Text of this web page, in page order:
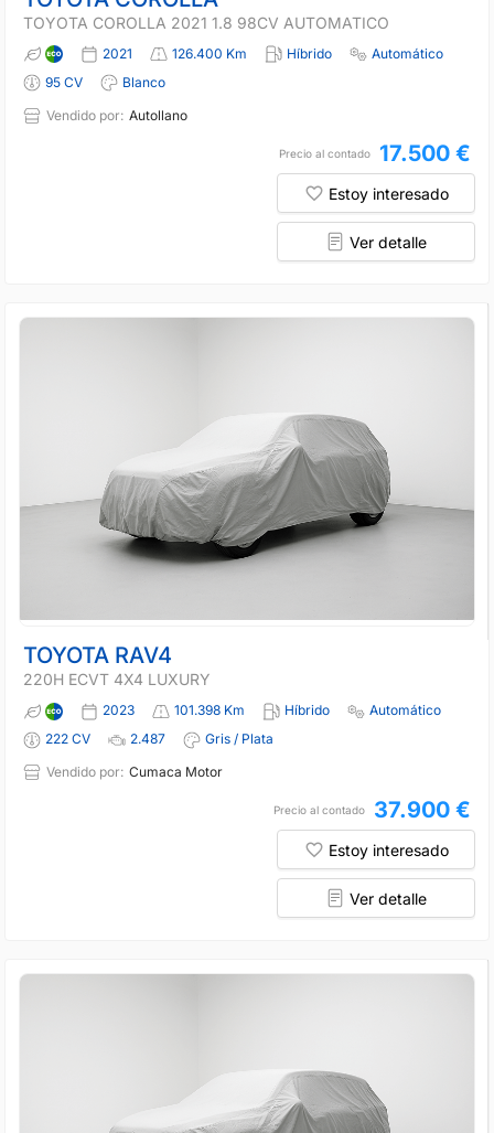
TOYOTA COROLLA 2021 1.8 98CV AUTOMATICO
2021 126.400 Km Híbrido
Automático
95 CV
Blanco
Vendido por: Autollano
Precio al contado 17.500 €
Estoy interesado
Ver detalle
TOYOTA RAV4
220H ECVT 4X4 LUXURY
2023 101.398 Km Híbrido
Automático
222 CV
2.487
Gris / Plata
Vendido por: Cumaca Motor
Precio al contado 37.900 €
Estoy interesado
Ver detalle